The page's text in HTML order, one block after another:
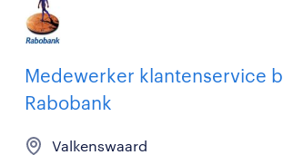
Medewerker klantenservice
Rabobank
Valkenswaard